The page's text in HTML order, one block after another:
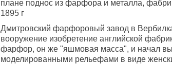
плане поднос из фарфора и металла,
1895 г
Дмитровский фарфоровый завод в
вооружение изобретение английской
фарфор, он же "яшмовая масса", и начал
моделированными рельефами в виде